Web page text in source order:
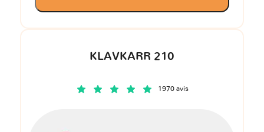
KLAVKARR 210
1970 avis